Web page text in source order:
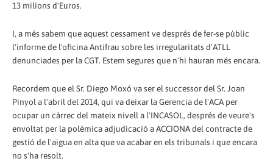
13 milions d'Euros.
I, a més sabem que aquest cessament ve després de fer-se públic
l'informe de l'oficina Antifrau sobre les irregularitats d'ATLL
denunciades per la CGT. Estem segures que n'hi hauran més encara.
Recordem que el Sr. Diego Moxó va ser el successor del Sr. Joan
Pinyol a l'abril del 2014, qui va deixar la Gerencia de l'ACA per
ocupar un càrrec del mateix nivell a l'INCASOL, després de veure's
envoltat per la polèmica adjudicació a ACCIONA del contracte de
gestió de l'aigua en alta que va acabar en els tribunals i que encara
no s'ha resolt.